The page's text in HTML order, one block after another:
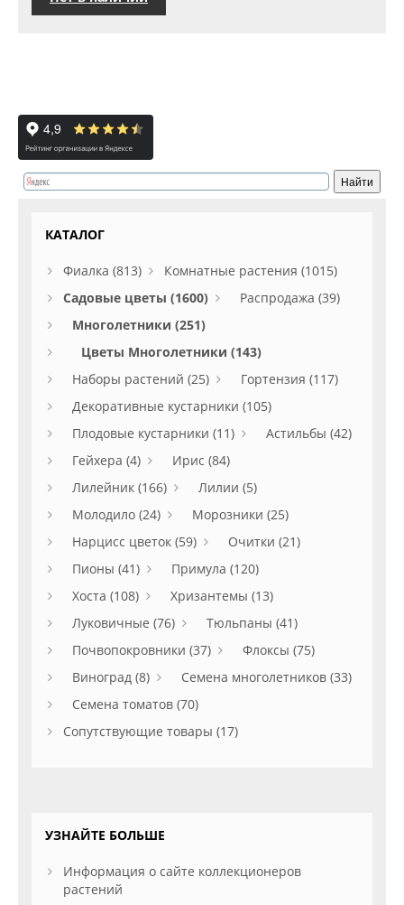
КАТАЛОГ
Фиалка (813)
Комнатные растения (1015)
Садовые цветы (1600)
Распродажа (39)
Многолетники (251)
Цветы Многолетники (143)
Наборы растений (25)
Гортензия (117)
Декоративные кустарники (105)
Плодовые кустарники (11)
Астильбы (42)
Гейхера (4)
Ирис (84)
Лилейник (166)
Лилии (5)
Молодило (24)
Морозники (25)
Нарцисс цветок (59)
Очитки (21)
Пионы (41)
Примула (120)
Хоста (108)
Хризантемы (13)
Луковичные (76)
Тюльпаны (41)
Почвопокровники (37)
Флоксы (75)
Виноград (8)
Семена многолетников (33)
Семена томатов (70)
Сопутствующие товары (17)
УЗНАЙТЕ БОЛЬШЕ
Информация о сайте коллекционеров
растений